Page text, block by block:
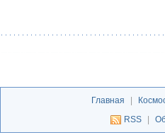
Главная |
RSS
|